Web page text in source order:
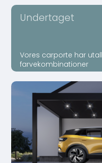
Undertaget
Vores carporte har
farvekombinationer